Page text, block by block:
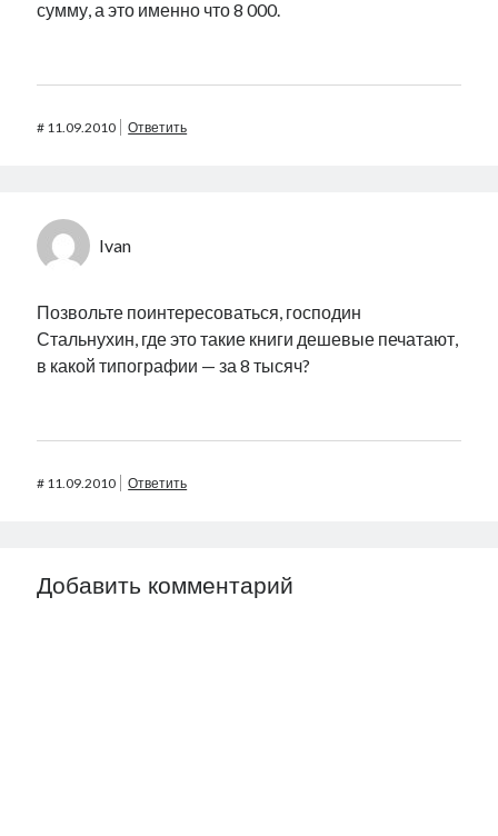
сумму, а это именно что 8 000.
# 11.09.2010 Ответить
Ivan
Позвольте поинтересоваться, господин
Стальнухин, где это такие книги дешевые печатают,
в какой типографии — за 8 тысяч?
# 11.09.2010 Ответить
Добавить комментарий